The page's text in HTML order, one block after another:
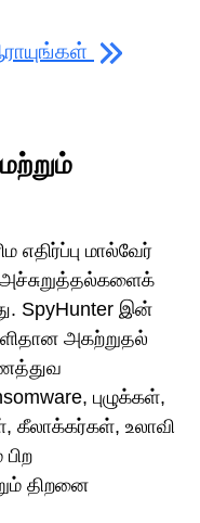
எதிர்ப்பு மால்வேர்
SpyHunter இன்
அகற்றுதல்
புழுக்கள்,
கீலாக்கர்கள், உலாவி
திறனை